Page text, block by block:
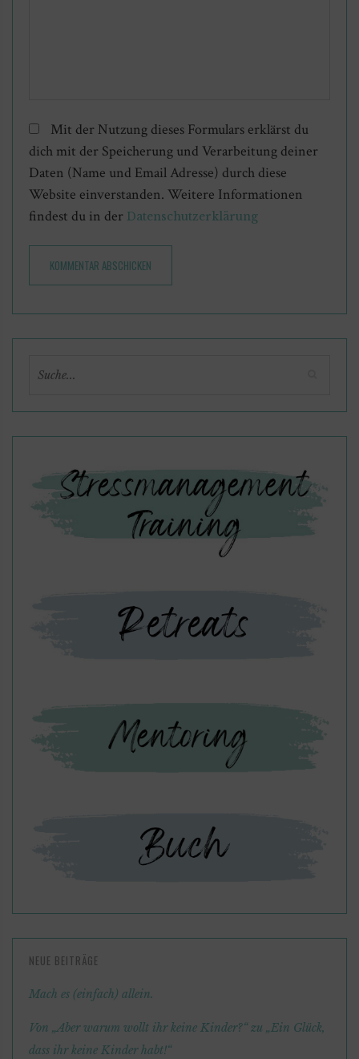
Mit der Nutzung dieses Formulars erklärst du
dich mit der Speicherung und Verarbeitung deiner
Daten (Name und Email Adresse) durch diese
Website einverstanden. Weitere Informationen
findest du in der Datenschutzerklärung
KOMMENTAR ABSCHICKEN
NEUE BEITRÄGE
Mach es (einfach) allein.
Von „Aber warum wollt ihr keine Kinder?“ zu „Ein Glück,
dass ihr keine Kinder habt!“